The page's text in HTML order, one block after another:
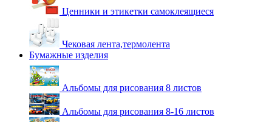
Ценники и этикетки самоклеящиеся
Чековая лента,термолента
Бумажные изделия
Альбомы для рисования 8 листов
Альбомы для рисования 8-16 листов